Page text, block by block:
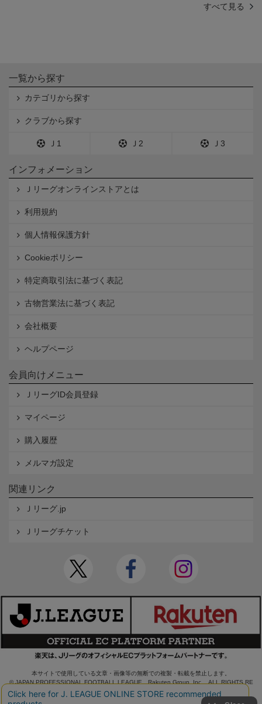
すべて見る
一覧から探す
カテゴリから探す
クラブから探す
Ｊ1 Ｊ2 Ｊ3
インフォメーション
Ｊリーグオンラインストアとは
利用規約
個人情報保護方針
Cookieポリシー
特定商取引法に基づく表記
古物営業法に基づく表記
会社概要
ヘルプページ
会員向けメニュー
ＪリーグID会員登録
マイページ
購入履歴
メルマガ設定
関連リンク
Ｊリーグ.jp
Ｊリーグチケット
本サイトで使用している文章・画像等の無断での複製・転載を禁止します。
© JAPAN PROFESSIONAL FOOTBALL LEAGUE Rakuten Group, Inc. ALL RIGHTS RE
SERVED.